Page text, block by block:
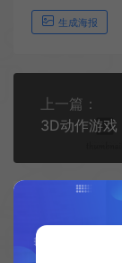
生成海报
上一篇：